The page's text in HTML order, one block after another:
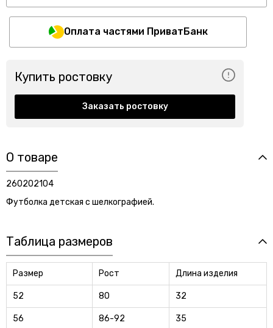
Оплата частями ПриватБанк
Купить ростовку
Заказать ростовку
О товаре
260202104
Футболка детская с шелкографией.
Таблица размеров
Размер Рост Длина изделия
52 80 32
56 86-92 35